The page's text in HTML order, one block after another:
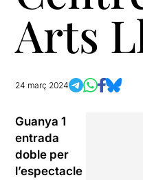
Arts
24 març 2024
Guanya 1
entrada
doble per
l’espectacle